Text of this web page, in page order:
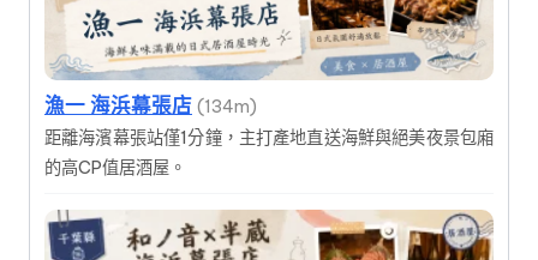
漁一 海浜幕張店 (134m)
距離海濱幕張站僅1分鐘，主打產地直送海鮮與絕美夜景包廂
的高CP值居酒屋。